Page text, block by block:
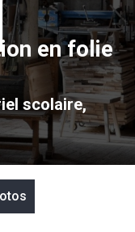
en folie
scolaire,